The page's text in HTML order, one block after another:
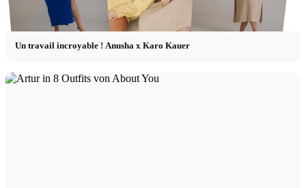
Un travail incroyable ! Anusha x Karo Kauer